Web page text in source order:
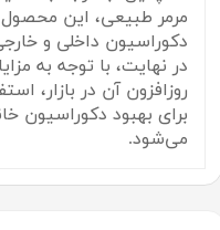
مرمر طبیعی، این محصول
دکوراسیون داخلی و
در نهایت، با توجه به
روزافزون آن در بازار،
برای بهبود دکوراسیون
می‌شود.